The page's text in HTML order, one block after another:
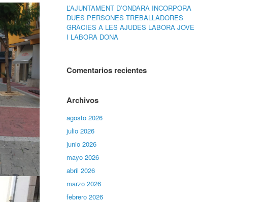
L’AJUNTAMENT D’ONDARA INCORPORA
DUES PERSONES TREBALLADORES
GRÀCIES A LES AJUDES LABORA JOVE
I LABORA DONA
Comentarios recientes
Archivos
agosto 2026
julio 2026
junio 2026
mayo 2026
abril 2026
marzo 2026
febrero 2026